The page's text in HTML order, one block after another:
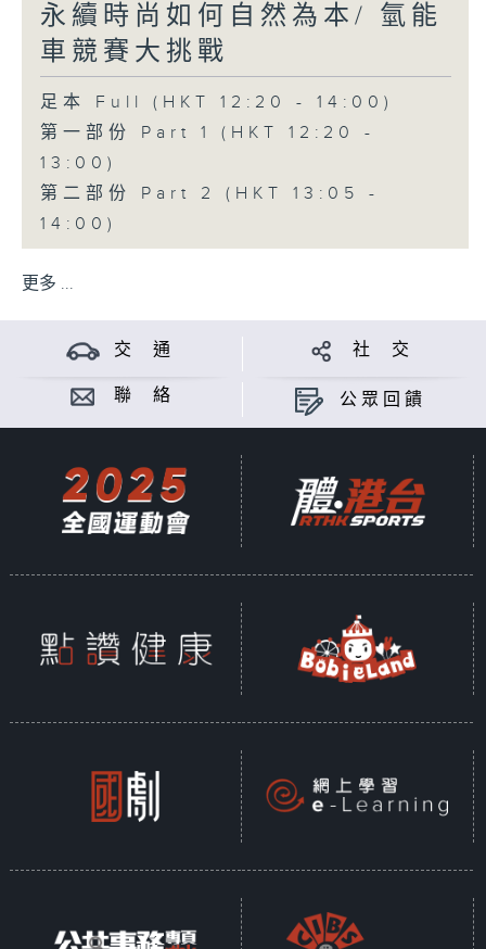
永續時尚如何自然為本/ 氫能
車競賽大挑戰
足本 Full (HKT 12:20 - 14:00)
第一部份 Part 1 (HKT 12:20 -
13:00)
第二部份 Part 2 (HKT 13:05 -
14:00)
更多 ...
交 通 社 交
聯 絡 公眾回饋